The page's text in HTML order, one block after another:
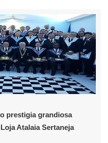
prestigia grandiosa
Atalaia Sertaneja